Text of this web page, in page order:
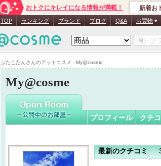
ぶたこたんさんのアットコスメ - My@cosme
おトクにキレイになる情報が満載！ 新着お
TOP ランキング ブランド ブログ Q&A お買物
My@cosme
ぶたこたんさ
プロフィール クチコ
最新のクチコミ